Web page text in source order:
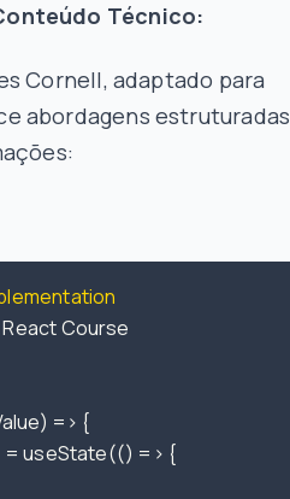
Técnico:
Cornell, adaptado para
abordagens estruturadas
Course
=> {